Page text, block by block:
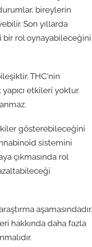
bireylerin
Son yıllarda
bir rol oynayabileceğini
THC'nin
etkileri yoktur.
gösterebileceğini
sistemini
çıkmasında rol
aşamasındadır.
hakkında daha fazla